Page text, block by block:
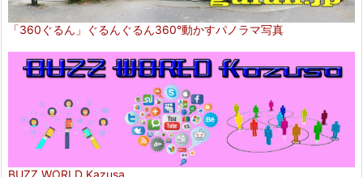
「360ぐるん」ぐるんぐるん360°動かすパノラマ写真
BUZZ WORLD Kazusa